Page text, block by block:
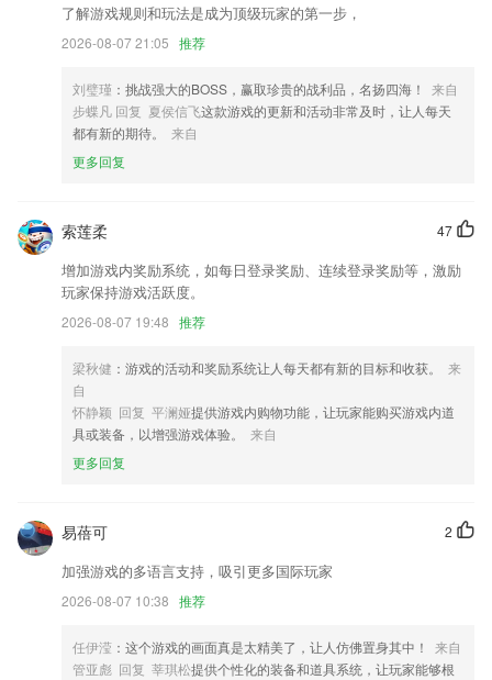
新增总计显示班次的天数信息
离线上传优化
新增多种精美水印模板，免费下载
优化了快讯频道列表页与详情页的交互，更便捷的快讯浏览期待你的体验
以上就是6686网页版登录的介绍，如果您喜欢这款软件，您可以到应用
商店进行打分评论，说出您的使用经历，以帮助我们更好的对产品进行优
化修改。
了解游戏规则和玩法是成为顶级玩家的第一步，
2026-08-07 21:05 推荐
刘璧瑾 ：挑战强大的BOSS，赢取珍贵的战利品，名扬四海！
来自
步蝶凡 回复 夏侯信飞这款游戏的更新和活动非常及时，让人每天
都有新的期待。
来自
更多回复
47
索莲柔
增加游戏内奖励系统，如每日登录奖励、连续登录奖励等，激励
玩家保持游戏活跃度。
2026-08-07 19:48 推荐
梁秋健 ：游戏的活动和奖励系统让人每天都有新的目标和收获。
来
自
怀静颖 回复 平澜娅提供游戏内购物功能，让玩家能购买游戏内道
具或装备，以增强游戏体验。
来自
更多回复
2
易蓓可
加强游戏的多语言支持，吸引更多国际玩家
2026-08-07 10:38 推荐
任伊滢 ：这个游戏的画面真是太精美了，让人仿佛置身其中！
来自
管亚彪 回复 莘琪松提供个性化的装备和道具系统，让玩家能够根